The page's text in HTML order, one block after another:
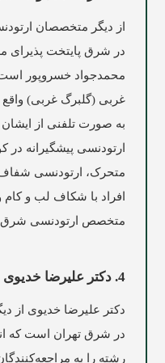
از دیگر متخصصان
در شرق پایتخت پذیرای
محمدجواد خسروپور
غربی (گلبرگ غربی)
به صورت تلفنی از ایشان
ارتودنسی پیشگیرانه در
متحرک، ارتودنسی
افراد با شکاف لب و
متخصص ارتودنسی شرق
4. دکتر علیرضا خدیوی
دکتر علیرضا خدیوی از
در شرق تهران است که
رشته را به